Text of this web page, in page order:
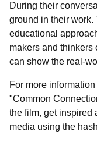
During their
ground in their work.
educational
makers and thinkers
can show the real-
For more
"Common
the film, get inspired
media using the